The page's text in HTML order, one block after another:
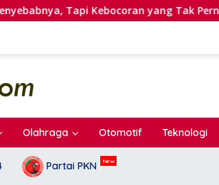
yang Tak Pernah Ditutup.
Olahraga Otomotif Teknologi
Partai PKN